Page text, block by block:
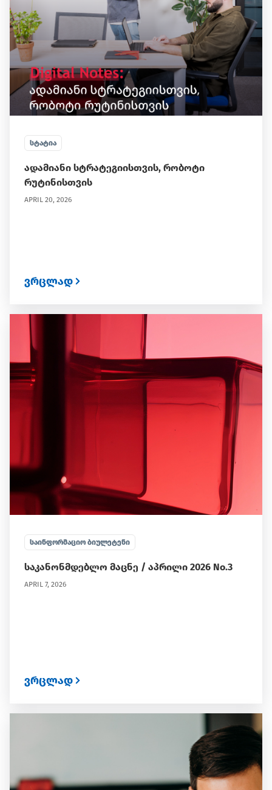
ᲡᲢᲐᲢᲘᲐ
ადამიანი სტრატეგიისთვის, რობოტი
რუტინისთვის
APRIL 20, 2026
ვრცლად
ᲡᲐᲘᲜᲤᲝᲠᲛᲐᲪᲘᲝ ᲑᲘᲣᲚᲔᲢᲔᲜᲘ
საკანონმდებლო მაცნე / აპრილი 2026 No.3
APRIL 7, 2026
ვრცლად